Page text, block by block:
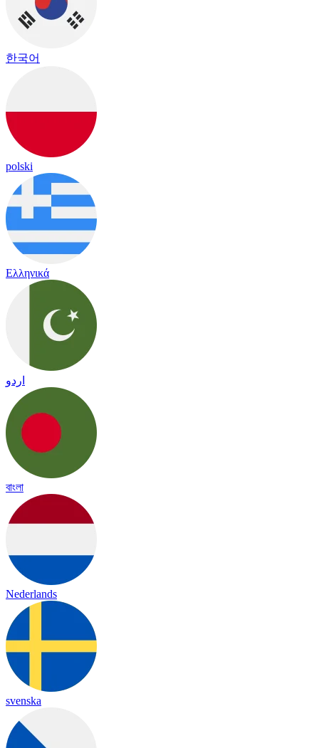
한국어
polski
Ελληνικά
اردو
বাংলা
Nederlands
svenska